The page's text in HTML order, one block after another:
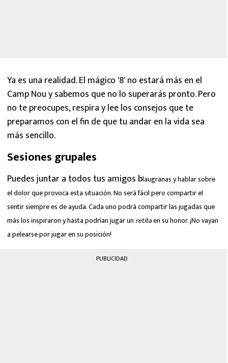
Ya es una realidad. El mágico '8' no estará más en el
Camp Nou y sabemos que no lo superarás pronto. Pero
no te preocupes, respira y lee los consejos que te
preparamos con el fin de que tu andar en la vida sea
más sencillo.
Sesiones grupales
Puedes juntar a todos tus amigos blaugranas y hablar sobre
el dolor que provoca esta situación. No será fácil pero compartir el
sentir siempre es de ayuda. Cada uno podrá compartir las jugadas que
más los inspiraron y hasta podrían jugar un retitaen su honor. ¡No vayan
a pelearse por jugar en su posición!
PUBLICIDAD